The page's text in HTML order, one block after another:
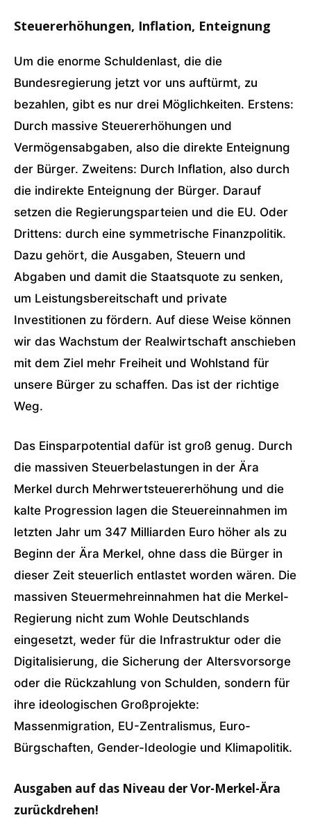
Steuererhöhungen, Inflation, Enteignung
Um die enorme Schuldenlast, die die
Bundesregierung jetzt vor uns auftürmt, zu
bezahlen, gibt es nur drei Möglichkeiten. Erstens:
Durch massive Steuererhöhungen und
Vermögensabgaben, also die direkte Enteignung
der Bürger. Zweitens: Durch Inflation, also durch
die indirekte Enteignung der Bürger. Darauf
setzen die Regierungsparteien und die EU. Oder
Drittens: durch eine symmetrische Finanzpolitik.
Dazu gehört, die Ausgaben, Steuern und
Abgaben und damit die Staatsquote zu senken,
um Leistungsbereitschaft und private
Investitionen zu fördern. Auf diese Weise können
wir das Wachstum der Realwirtschaft anschieben
mit dem Ziel mehr Freiheit und Wohlstand für
unsere Bürger zu schaffen. Das ist der richtige
Weg.
Das Einsparpotential dafür ist groß genug. Durch
die massiven Steuerbelastungen in der Ära
Merkel durch Mehrwertsteuererhöhung und die
kalte Progression lagen die Steuereinnahmen im
letzten Jahr um 347 Milliarden Euro höher als zu
Beginn der Ära Merkel, ohne dass die Bürger in
dieser Zeit steuerlich entlastet worden wären. Die
massiven Steuermehreinnahmen hat die Merkel-
Regierung nicht zum Wohle Deutschlands
eingesetzt, weder für die Infrastruktur oder die
Digitalisierung, die Sicherung der Altersvorsorge
oder die Rückzahlung von Schulden, sondern für
ihre ideologischen Großprojekte:
Massenmigration, EU-Zentralismus, Euro-
Bürgschaften, Gender-Ideologie und Klimapolitik.
Ausgaben auf das Niveau der Vor-Merkel-Ära
zurückdrehen!